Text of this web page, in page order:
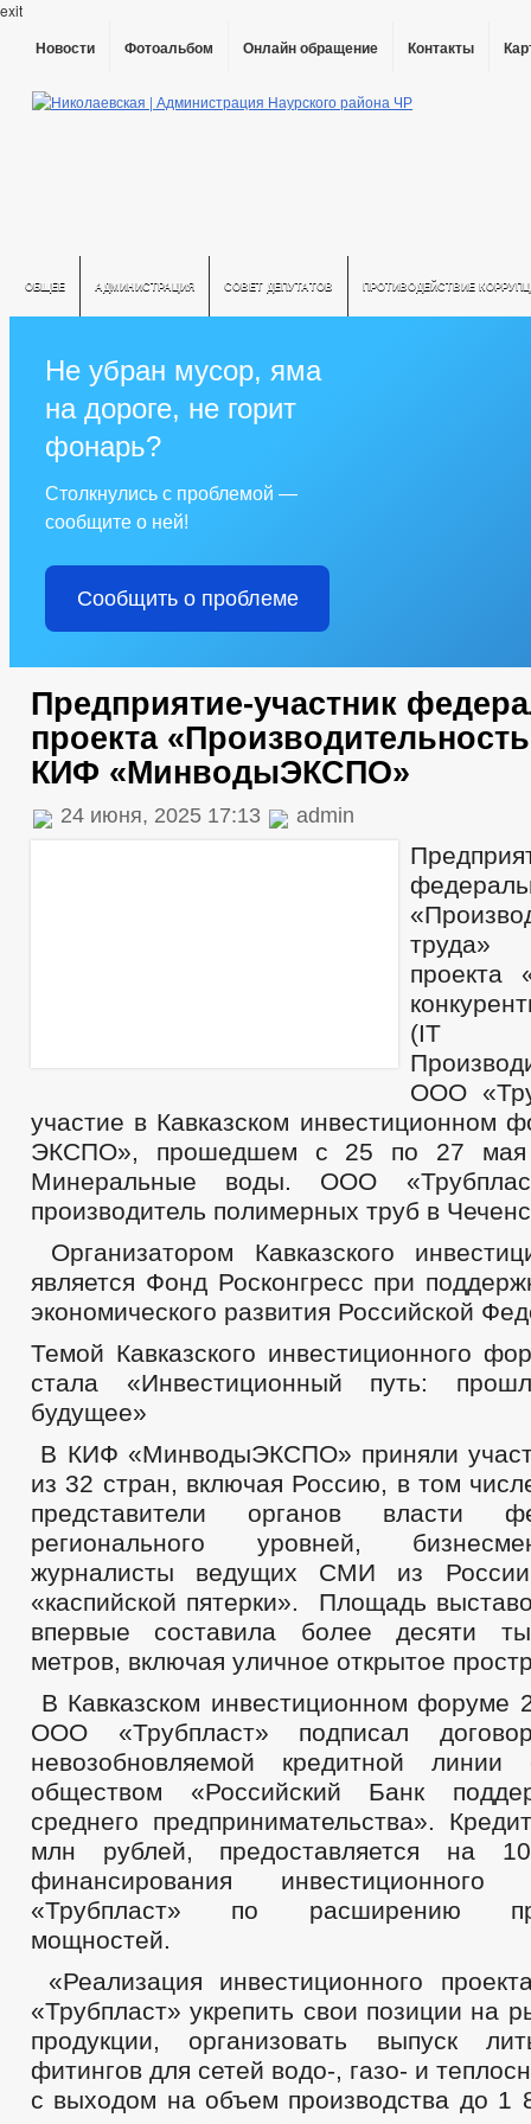
exit
Новости Фотоальбом Онлайн обращение Контакты
ОБЩЕЕ АДМИНИСТРАЦИЯ СОВЕТ ДЕПУТАТОВ ПРОТИВОДЕЙСТВИЕ
Не убран мусор, яма
на дороге, не горит
фонарь?
Столкнулись с проблемой —
сообщите о ней!
Сообщить о проблеме
Предприятие-участник
проекта
КИФ «МинводыЭКСПО»
24 июня, 2025 17:13 admin
труда»
проекта
(IT
ООО
участие в Кавказском инвестиционном
ЭКСПО», прошедшем с 25 по 27 мая
Минеральные воды. ООО
производитель полимерных труб в
Организатором Кавказского
является Фонд Росконгресс при
экономического развития Российской
Темой Кавказского инвестиционного
стала «Инвестиционный путь:
будущее»
В КИФ «МинводыЭКСПО» приняли
из 32 стран, включая Россию, в том
представители органов власти
регионального уровней,
журналисты ведущих СМИ из
«каспийской пятерки».
Площадь
впервые составила более десяти
метров, включая уличное открытое
В Кавказском инвестиционном форуме
ООО «Трубпласт» подписал
невозобновляемой кредитной
обществом «Российский Банк
среднего предпринимательства».
млн рублей, предоставляется на
финансирования
«Трубпласт» по расширению
мощностей.
«Реализация инвестиционного
«Трубпласт» укрепить свои позиции на
продукции, организовать выпуск
фитингов для сетей водо-, газо- и
с выходом на объем производства до 1